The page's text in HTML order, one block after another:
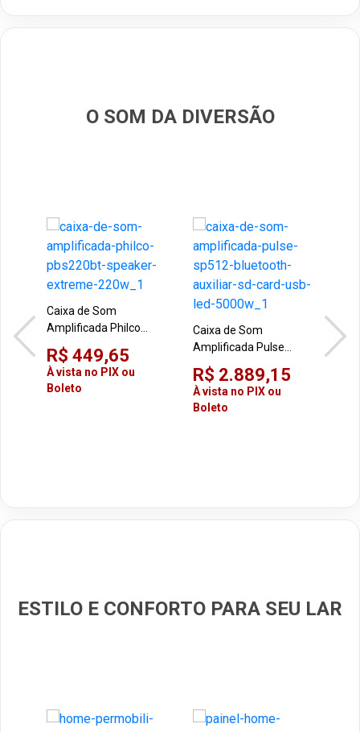
O SOM DA DIVERSÃO
Caixa de Som
Amplificada Philco
PBS220BT Speaker
Extreme 220W
R$ 449,65
À vista no PIX ou
Boleto
Caixa de Som
Amplificada Pulse
SP512 Bluetooth
Auxiliar SD Card USB
LED 5000W
R$ 2.889,15
À vista no PIX ou
Boleto
ESTILO E CONFORTO PARA SEU LAR